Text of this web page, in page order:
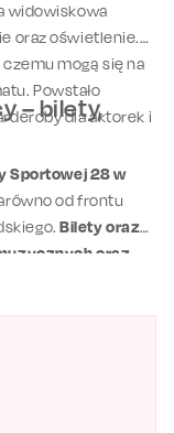
widowiskowa
oraz oświetlenie.
mogą się na
Powstało
dla aktorek i
– bilety,
Sportowej 28 w
od frontu
Bilety oraz
oraz